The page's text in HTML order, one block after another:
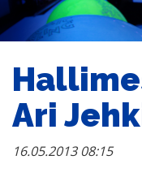
Ari
16.05.2013 08:15